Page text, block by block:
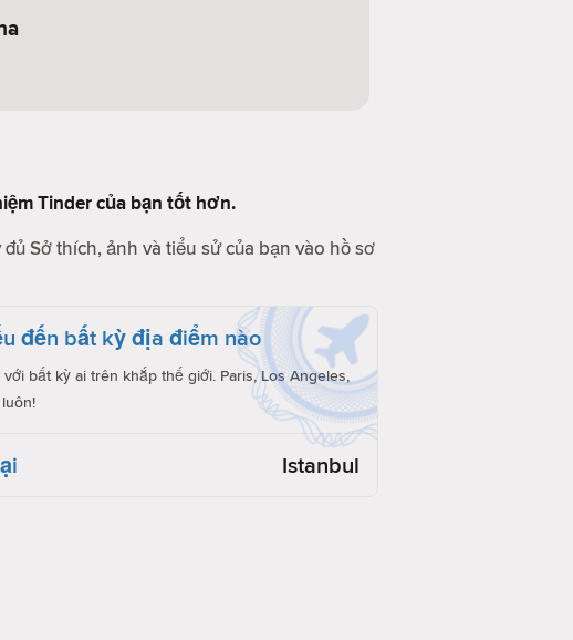
Tinder của bạn tốt hơn.
Sở thích, ảnh và tiểu sử của bạn vào hồ sơ
đến bất kỳ địa điểm nào
bất kỳ ai trên khắp thế giới. Paris, Los Angeles,
Istanbul